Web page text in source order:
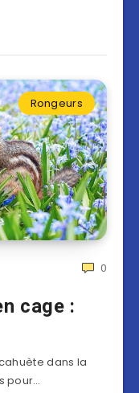
Rongeurs
0
cage :
dans la
pour…